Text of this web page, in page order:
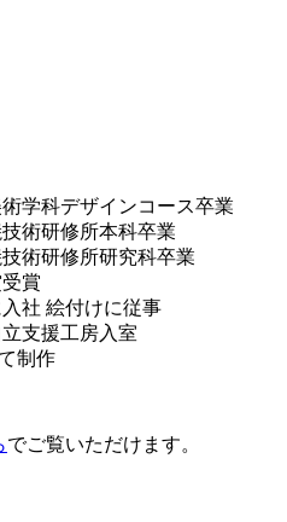
学科デザインコース卒業
術研修所本科卒業
術研修所研究科卒業
賞
社 絵付けに従事
支援工房入室
制作
でご覧いただけます。